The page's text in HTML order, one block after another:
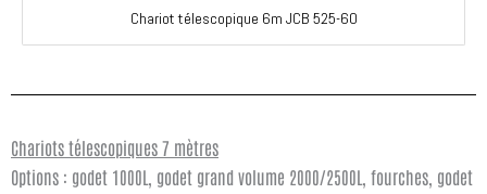
Chariot télescopique 6m JCB 525-60
Chariots télescopiques 7 mètres
Options : godet 1000L, godet grand volume 2000/2500L, fourches, godet